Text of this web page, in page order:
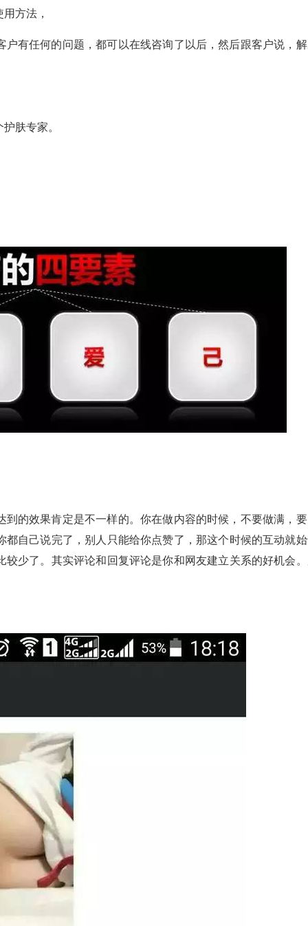
方法，
有任何的问题，都可以在线咨询了以后，然后跟客户说，
肤专家。
的效果肯定是不一样的。你在做内容的时候，不要做满，
自己说完了，别人只能给你点赞了，那这个时候的互动就
少了。其实评论和回复评论是你和网友建立关系的好机会